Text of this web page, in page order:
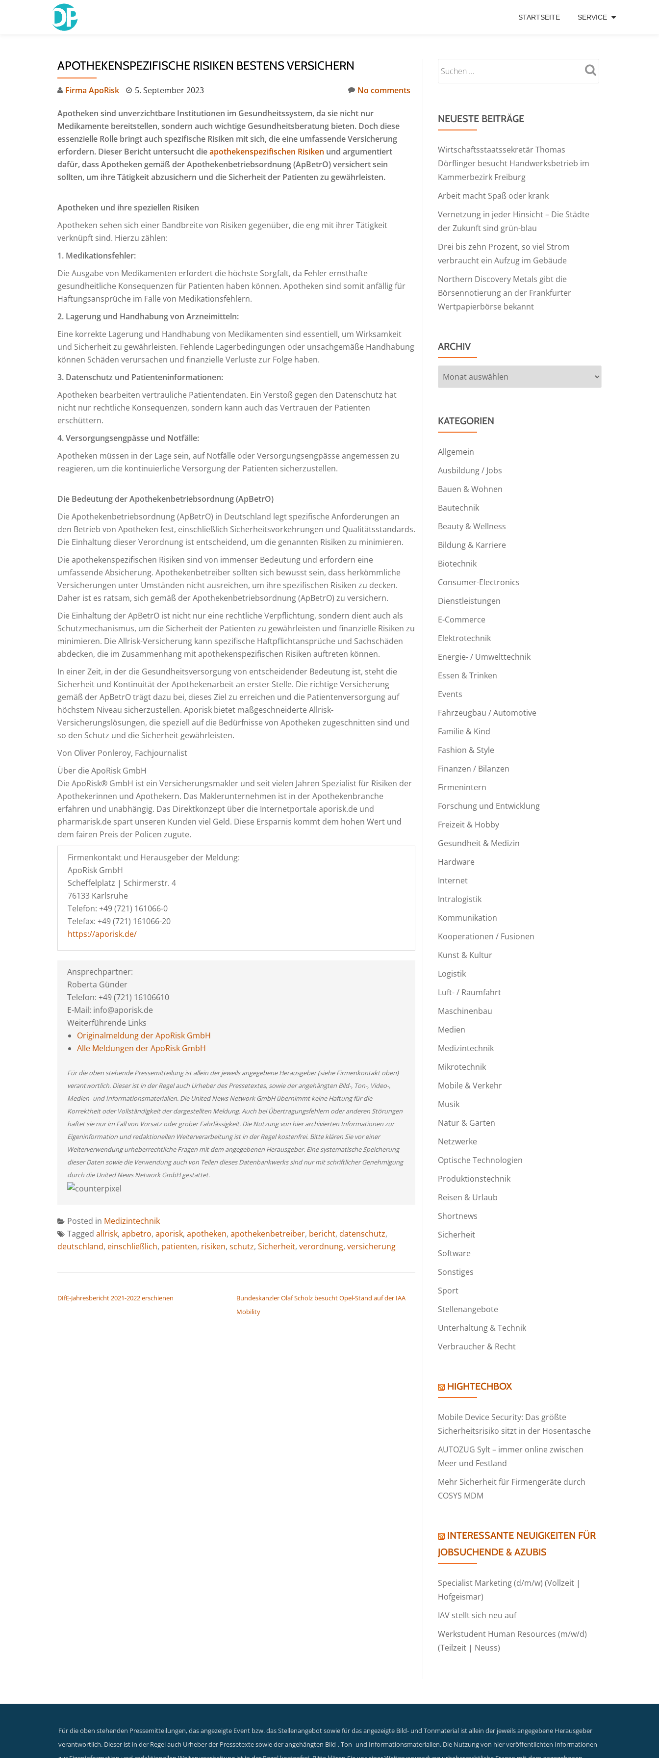
STARTSEITE SERVICE
APOTHEKENSPEZIFISCHE RISIKEN BESTENS VERSICHERN
Firma ApoRisk 5. September 2023 No comments
Apotheken sind unverzichtbare Institutionen im Gesundheitssystem, da sie nicht nur
Medikamente bereitstellen, sondern auch wichtige Gesundheitsberatung bieten. Doch diese
essenzielle Rolle bringt auch spezifische Risiken mit sich, die eine umfassende Versicherung
erfordern. Dieser Bericht untersucht dieapothekenspezifischen Risiken und argumentiert
dafür, dass Apotheken gemäß der Apothekenbetriebsordnung (ApBetrO) versichert sein
sollten, um ihre Tätigkeit abzusichern und die Sicherheit der Patienten zu gewährleisten.
Apotheken und ihre speziellen Risiken
Apotheken sehen sich einer Bandbreite von Risiken gegenüber, die eng mit ihrer Tätigkeit
verknüpft sind. Hierzu zählen:
1. Medikationsfehler:
Die Ausgabe von Medikamenten erfordert die höchste Sorgfalt, da Fehler ernsthafte
gesundheitliche Konsequenzen für Patienten haben können. Apotheken sind somit anfällig für
Haftungsansprüche im Falle von Medikationsfehlern.
2. Lagerung und Handhabung von Arzneimitteln:
Eine korrekte Lagerung und Handhabung von Medikamenten sind essentiell, um Wirksamkeit
und Sicherheit zu gewährleisten. Fehlende Lagerbedingungen oder unsachgemäße Handhabung
können Schäden verursachen und finanzielle Verluste zur Folge haben.
3. Datenschutz und Patienteninformationen:
Apotheken bearbeiten vertrauliche Patientendaten. Ein Verstoß gegen den Datenschutz hat
nicht nur rechtliche Konsequenzen, sondern kann auch das Vertrauen der Patienten
erschüttern.
4. Versorgungsengpässe und Notfälle:
Apotheken müssen in der Lage sein, auf Notfälle oder Versorgungsengpässe angemessen zu
reagieren, um die kontinuierliche Versorgung der Patienten sicherzustellen.
Die Bedeutung der Apothekenbetriebsordnung (ApBetrO)
Die Apothekenbetriebsordnung (ApBetrO) in Deutschland legt spezifische Anforderungen an
den Betrieb von Apotheken fest, einschließlich Sicherheitsvorkehrungen und Qualitätsstandards.
Die Einhaltung dieser Verordnung ist entscheidend, um die genannten Risiken zu minimieren.
Die apothekenspezifischen Risiken sind von immenser Bedeutung und erfordern eine
umfassende Absicherung. Apothekenbetreiber sollten sich bewusst sein, dass herkömmliche
Versicherungen unter Umständen nicht ausreichen, um ihre spezifischen Risiken zu decken.
Daher ist es ratsam, sich gemäß der Apothekenbetriebsordnung (ApBetrO) zu versichern.
Die Einhaltung der ApBetrO ist nicht nur eine rechtliche Verpflichtung, sondern dient auch als
Schutzmechanismus, um die Sicherheit der Patienten zu gewährleisten und finanzielle Risiken zu
minimieren. Die Allrisk-Versicherung kann spezifische Haftpflichtansprüche und Sachschäden
abdecken, die im Zusammenhang mit apothekenspezifischen Risiken auftreten können.
In einer Zeit, in der die Gesundheitsversorgung von entscheidender Bedeutung ist, steht die
Sicherheit und Kontinuität der Apothekenarbeit an erster Stelle. Die richtige Versicherung
gemäß der ApBetrO trägt dazu bei, dieses Ziel zu erreichen und die Patientenversorgung auf
höchstem Niveau sicherzustellen. Aporisk bietet maßgeschneiderte Allrisk-
Versicherungslösungen, die speziell auf die Bedürfnisse von Apotheken zugeschnitten sind und
so den Schutz und die Sicherheit gewährleisten.
Von Oliver Ponleroy, Fachjournalist
Über die ApoRisk GmbH
Die ApoRisk® GmbH ist ein Versicherungsmakler und seit vielen Jahren Spezialist für Risiken der
Apothekerinnen und Apothekern. Das Maklerunternehmen ist in der Apothekenbranche
erfahren und unabhängig. Das Direktkonzept über die Internetportale aporisk.de und
pharmarisk.de spart unseren Kunden viel Geld. Diese Ersparnis kommt dem hohen Wert und
dem fairen Preis der Policen zugute.
Firmenkontakt und Herausgeber der Meldung:
ApoRisk GmbH
Scheffelplatz | Schirmerstr. 4
76133 Karlsruhe
Telefon: +49 (721) 161066-0
Telefax: +49 (721) 161066-20
https://aporisk.de/
Ansprechpartner:
Roberta Günder
Telefon: +49 (721) 16106610
E-Mail: info@aporisk.de
Weiterführende Links
Originalmeldung der ApoRisk GmbH
Alle Meldungen der ApoRisk GmbH
Für die oben stehende Pressemitteilung ist allein der jeweils angegebene Herausgeber (siehe Firmenkontakt oben)
verantwortlich. Dieser ist in der Regel auch Urheber des Pressetextes, sowie der angehängten Bild-, Ton-, Video-,
Medien- und Informationsmaterialien. Die United News Network GmbH übernimmt keine Haftung für die
Korrektheit oder Vollständigkeit der dargestellten Meldung. Auch bei Übertragungsfehlern oder anderen Störungen
haftet sie nur im Fall von Vorsatz oder grober Fahrlässigkeit. Die Nutzung von hier archivierten Informationen zur
Eigeninformation und redaktionellen Weiterverarbeitung ist in der Regel kostenfrei. Bitte klären Sie vor einer
Weiterverwendung urheberrechtliche Fragen mit dem angegebenen Herausgeber. Eine systematische Speicherung
dieser Daten sowie die Verwendung auch von Teilen dieses Datenbankwerks sind nur mit schriftlicher Genehmigung
durch die United News Network GmbH gestattet.
Posted in Medizintechnik
Tagged allrisk, apbetro, aporisk, apotheken, apothekenbetreiber, bericht, datenschutz,
deutschland, einschließlich, patienten, risiken, schutz, Sicherheit, verordnung, versicherung
DIfE-Jahresbericht 2021-2022 erschienen
Bundeskanzler Olaf Scholz besucht Opel-Stand auf der IAA
Mobility
NEUESTE BEITRÄGE
Wirtschaftsstaatssekretär Thomas
Dörflinger besucht Handwerksbetrieb im
Kammerbezirk Freiburg
Arbeit macht Spaß oder krank
Vernetzung in jeder Hinsicht – Die Städte
der Zukunft sind grün-blau
Drei bis zehn Prozent, so viel Strom
verbraucht ein Aufzug im Gebäude
Northern Discovery Metals gibt die
Börsennotierung an der Frankfurter
Wertpapierbörse bekannt
ARCHIV
Archiv
KATEGORIEN
Allgemein
Ausbildung / Jobs
Bauen & Wohnen
Bautechnik
Beauty & Wellness
Bildung & Karriere
Biotechnik
Consumer-Electronics
Dienstleistungen
E-Commerce
Elektrotechnik
Energie- / Umwelttechnik
Essen & Trinken
Events
Fahrzeugbau / Automotive
Familie & Kind
Fashion & Style
Finanzen / Bilanzen
Firmenintern
Forschung und Entwicklung
Freizeit & Hobby
Gesundheit & Medizin
Hardware
Internet
Intralogistik
Kommunikation
Kooperationen / Fusionen
Kunst & Kultur
Logistik
Luft- / Raumfahrt
Maschinenbau
Medien
Medizintechnik
Mikrotechnik
Mobile & Verkehr
Musik
Natur & Garten
Netzwerke
Optische Technologien
Produktionstechnik
Reisen & Urlaub
Shortnews
Sicherheit
Software
Sonstiges
Sport
Stellenangebote
Unterhaltung & Technik
Verbraucher & Recht
HIGHTECHBOX
Mobile Device Security: Das größte
Sicherheitsrisiko sitzt in der Hosentasche
AUTOZUG Sylt – immer online zwischen
Meer und Festland
Mehr Sicherheit für Firmengeräte durch
COSYS MDM
INTERESSANTE NEUIGKEITEN FÜR
JOBSUCHENDE & AZUBIS
Specialist Marketing (d/m/w) (Vollzeit |
Hofgeismar)
IAV stellt sich neu auf
Werkstudent Human Resources (m/w/d)
(Teilzeit | Neuss)
Für die oben stehenden Pressemitteilungen, das angezeigte Event bzw. das Stellenangebot sowie für das angezeigte Bild- und Tonmaterial ist allein der jeweils angegebene Herausgeber
verantwortlich. Dieser ist in der Regel auch Urheber der Pressetexte sowie der angehängten Bild-, Ton- und Informationsmaterialien. Die Nutzung von hier veröffentlichten Informationen